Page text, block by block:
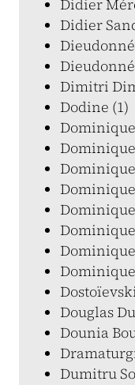
Didier
Didier
Dimitri
Dodine (1)
Douglas
Dounia
Dumitru